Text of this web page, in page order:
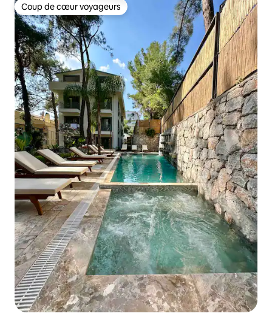
Coup de cœur voyageurs
Coup de cœur voyageurs